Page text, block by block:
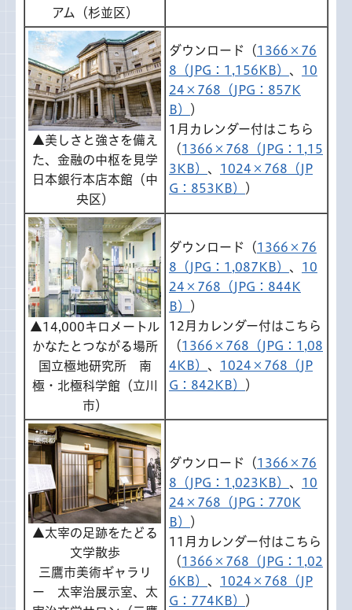
アム（杉並区）
▲美しさと強さを備え
た、金融の中枢を見学
日本銀行本店本館（中
央区）
ダウンロード（1366×76
8（JPG：1,156KB） 、 10
24×768（JPG：857K
B）
）
1月カレンダー付はこちら
（1366×768（JPG：1,15
3KB） 、 1024×768（JP
G：853KB）
）
▲14,000キロメートル
かなたとつながる場所
国立極地研究所 南
極・北極科学館（立川
市）
ダウンロード（1366×76
8（JPG：1,087KB） 、 10
24×768（JPG：844K
B）
）
12月カレンダー付はこちら
（1366×768（JPG：1,08
4KB） 、 1024×768（JP
G：842KB）
）
▲太宰の足跡をたどる
文学散歩
三鷹市美術ギャラリ
ー 太宰治展示室、太
ダウンロード（1366×76
8（JPG：1,023KB） 、 10
24×768（JPG：770K
B）
）
11月カレンダー付はこちら
（1366×768（JPG：1,02
6KB） 、 1024×768（JP
G：774KB）
）